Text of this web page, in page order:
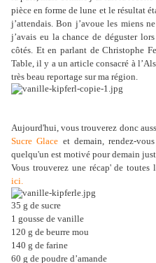
pièce en forme de lune et le résultat
j’attendais. Bon j’avoue les miens
j’avais eu la chance de déguster
côtés. Et en parlant de Christophe
Table, il y a un article consacré à
très beau reportage sur ma région.
Aujourd'hui, vous trouverez donc
Sucre Glace et demain, rendez-
quelqu'un est motivé pour demain
Vous trouverez une récap' de
ici.
35 g de sucre
1 gousse de vanille
120 g de beurre mou
140 g de farine
60 g de poudre d’amande